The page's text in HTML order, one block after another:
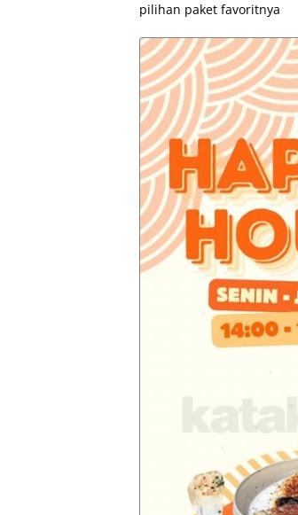
pilihan paket favoritnya